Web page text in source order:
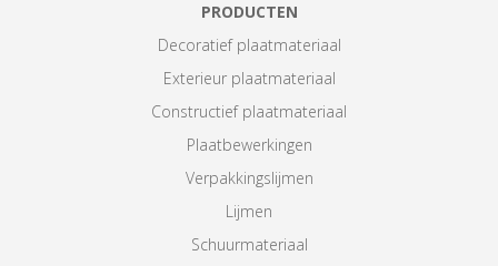
PRODUCTEN
Decoratief plaatmateriaal
Exterieur plaatmateriaal
Constructief plaatmateriaal
Plaatbewerkingen
Verpakkingslijmen
Lijmen
Schuurmateriaal